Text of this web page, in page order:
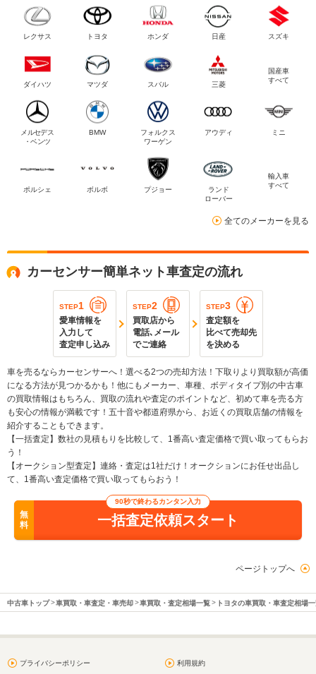
レクサス トヨタ ホンダ 日産 スズキ
ダイハツ マツダ スバル 三菱
国産車
すべて
メルセデス
・ベンツ
BMW
フォルクス
ワーゲン
アウディ ミニ
ポルシェ ボルボ プジョー
ランド
ローバー
輸入車
すべて
全てのメーカーを見る
カーセンサー簡単ネット車査定の流れ
STEP1
愛車情報を
入力して
査定申し込み
STEP2
買取店から
電話､メール
でご連絡
STEP3
査定額を
比べて売却先
を決める
車を売るならカーセンサーへ！選べる2つの売却方法！下取りより買取額が高価
になる方法が見つかるかも！他にもメーカー、車種、ボディタイプ別の中古車
の買取情報はもちろん、買取の流れや査定のポイントなど、初めて車を売る方
も安心の情報が満載です！五十音や都道府県から、お近くの買取店舗の情報を
紹介することもできます。
【一括査定】数社の見積もりを比較して、1番高い査定価格で買い取ってもらお
う！
【オークション型査定】連絡・査定は1社だけ！オークションにお任せ出品し
て、1番高い査定価格で買い取ってもらおう！
無
料
90秒で終わるカンタン入力
一括査定依頼スタート
ページトップへ
中古車トップ 車買取・車査定・車売却 車買取・査定相場一覧 トヨタの車買取・車査定相場
プライバシーポリシー 利用規約